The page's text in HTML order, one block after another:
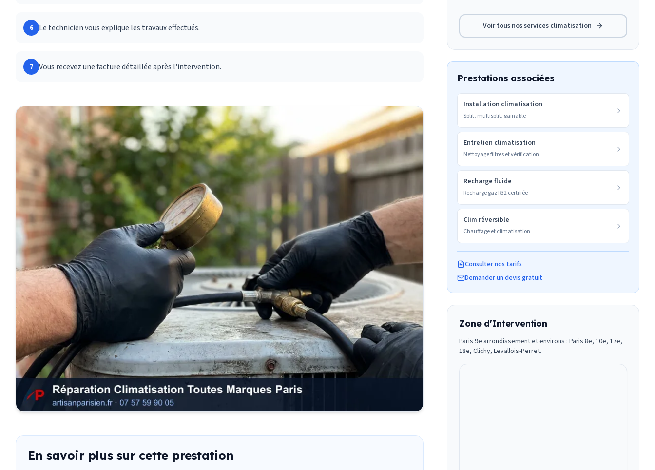
6 Le technicien vous explique les travaux effectués.
7 Vous recevez une facture détaillée après l'intervention.
En savoir plus sur cette prestation
Voir tous nos services climatisation
Prestations associées
Installation climatisation
Split, multisplit, gainable
Entretien climatisation
Nettoyage filtres et vérification
Recharge fluide
Recharge gaz R32 certifiée
Clim réversible
Chauffage et climatisation
Consulter nos tarifs
Demander un devis gratuit
Zone d'Intervention
Paris 9e arrondissement et environs : Paris 8e, 10e, 17e,
18e, Clichy, Levallois-Perret.